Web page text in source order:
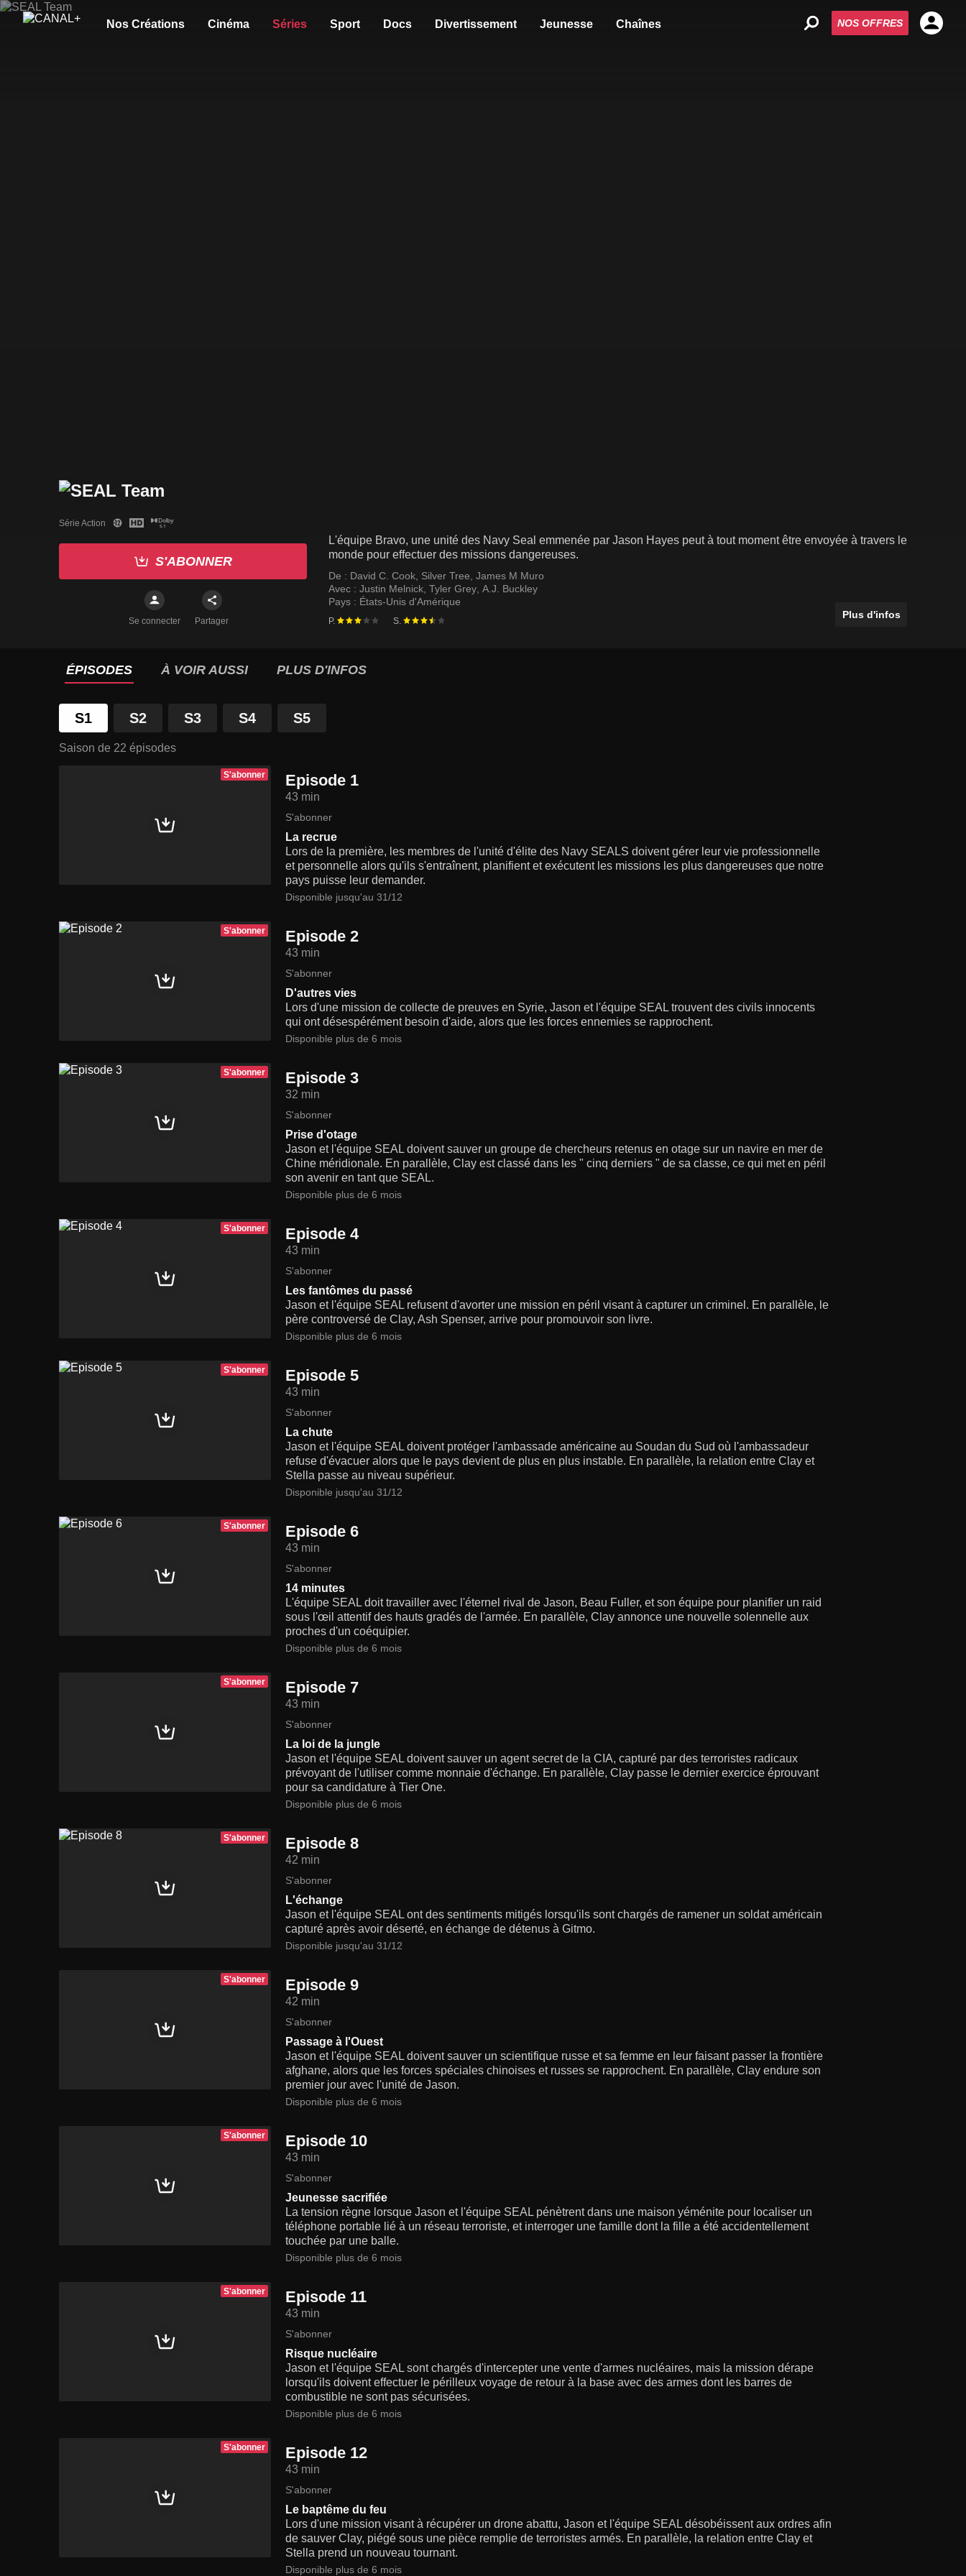
Nos Créations Cinéma Séries Sport Docs Divertissement Jeunesse Chaînes NOS OFFRES
Série Action
S'ABONNER
Se connecter Partager
L'équipe Bravo, une unité des Navy Seal emmenée par Jason Hayes peut à tout moment être envoyée à travers le
monde pour effectuer des missions dangereuses.
De : David C. Cook Silver Tree James M Muro
Avec : Justin Melnick Tyler Grey A.J. Buckley
Pays : États-Unis d'Amérique
P. S.
Plus d'infos
ÉPISODES À VOIR AUSSI PLUS D'INFOS
S1 S2 S3 S4 S5
Saison de 22 épisodes
S'abonner Episode 1
43 min
S'abonner
La recrue
Lors de la première, les membres de l'unité d'élite des Navy SEALS doivent gérer leur vie professionnelle
et personnelle alors qu'ils s'entraînent, planifient et exécutent les missions les plus dangereuses que notre
pays puisse leur demander.
Disponible jusqu'au 31/12
S'abonner Episode 2
43 min
S'abonner
D'autres vies
Lors d'une mission de collecte de preuves en Syrie, Jason et l'équipe SEAL trouvent des civils innocents
qui ont désespérément besoin d'aide, alors que les forces ennemies se rapprochent.
Disponible plus de 6 mois
S'abonner Episode 3
32 min
S'abonner
Prise d'otage
Jason et l'équipe SEAL doivent sauver un groupe de chercheurs retenus en otage sur un navire en mer de
Chine méridionale. En parallèle, Clay est classé dans les " cinq derniers " de sa classe, ce qui met en péril
son avenir en tant que SEAL.
Disponible plus de 6 mois
S'abonner Episode 4
43 min
S'abonner
Les fantômes du passé
Jason et l'équipe SEAL refusent d'avorter une mission en péril visant à capturer un criminel. En parallèle, le
père controversé de Clay, Ash Spenser, arrive pour promouvoir son livre.
Disponible plus de 6 mois
S'abonner Episode 5
43 min
S'abonner
La chute
Jason et l'équipe SEAL doivent protéger l'ambassade américaine au Soudan du Sud où l'ambassadeur
refuse d'évacuer alors que le pays devient de plus en plus instable. En parallèle, la relation entre Clay et
Stella passe au niveau supérieur.
Disponible jusqu'au 31/12
S'abonner Episode 6
43 min
S'abonner
14 minutes
L'équipe SEAL doit travailler avec l'éternel rival de Jason, Beau Fuller, et son équipe pour planifier un raid
sous l'œil attentif des hauts gradés de l'armée. En parallèle, Clay annonce une nouvelle solennelle aux
proches d'un coéquipier.
Disponible plus de 6 mois
S'abonner Episode 7
43 min
S'abonner
La loi de la jungle
Jason et l'équipe SEAL doivent sauver un agent secret de la CIA, capturé par des terroristes radicaux
prévoyant de l'utiliser comme monnaie d'échange. En parallèle, Clay passe le dernier exercice éprouvant
pour sa candidature à Tier One.
Disponible plus de 6 mois
S'abonner Episode 8
42 min
S'abonner
L'échange
Jason et l'équipe SEAL ont des sentiments mitigés lorsqu'ils sont chargés de ramener un soldat américain
capturé après avoir déserté, en échange de détenus à Gitmo.
Disponible jusqu'au 31/12
S'abonner Episode 9
42 min
S'abonner
Passage à l'Ouest
Jason et l'équipe SEAL doivent sauver un scientifique russe et sa femme en leur faisant passer la frontière
afghane, alors que les forces spéciales chinoises et russes se rapprochent. En parallèle, Clay endure son
premier jour avec l'unité de Jason.
Disponible plus de 6 mois
S'abonner Episode 10
43 min
S'abonner
Jeunesse sacrifiée
La tension règne lorsque Jason et l'équipe SEAL pénètrent dans une maison yéménite pour localiser un
téléphone portable lié à un réseau terroriste, et interroger une famille dont la fille a été accidentellement
touchée par une balle.
Disponible plus de 6 mois
S'abonner Episode 11
43 min
S'abonner
Risque nucléaire
Jason et l'équipe SEAL sont chargés d'intercepter une vente d'armes nucléaires, mais la mission dérape
lorsqu'ils doivent effectuer le périlleux voyage de retour à la base avec des armes dont les barres de
combustible ne sont pas sécurisées.
Disponible plus de 6 mois
S'abonner Episode 12
43 min
S'abonner
Le baptême du feu
Lors d'une mission visant à récupérer un drone abattu, Jason et l'équipe SEAL désobéissent aux ordres afin
de sauver Clay, piégé sous une pièce remplie de terroristes armés. En parallèle, la relation entre Clay et
Stella prend un nouveau tournant.
Disponible plus de 6 mois